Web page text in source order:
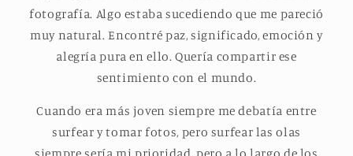
fotografía. Algo estaba sucediendo que me pareció
muy natural. Encontré paz, significado, emoción y
alegría pura en ello. Quería compartir ese
sentimiento con el mundo.
Cuando era más joven siempre me debatía entre
surfear y tomar fotos, pero surfear las olas